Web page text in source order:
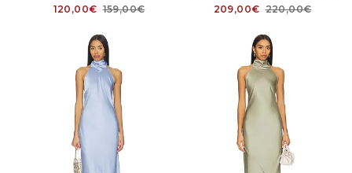
120,00€ 159,00€
209,00€ 220,00€